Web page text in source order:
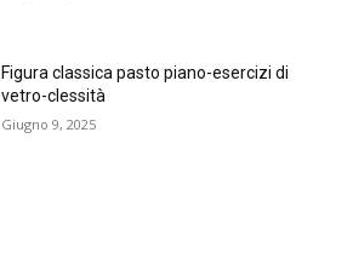
Figura classica pasto piano-esercizi di
vetro-clessità
Giugno 9, 2025